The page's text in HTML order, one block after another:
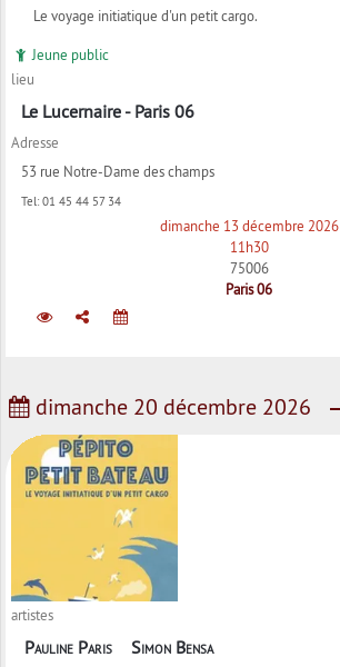
Le voyage initiatique d'un petit cargo.
Jeune public
lieu
Le Lucernaire - Paris 06
Adresse
53 rue Notre-Dame des champs
Tel: 01 45 44 57 34
dimanche 13 décembre 2026
11h30
75006
Paris 06
dimanche 20 décembre 2026
artistes
Pauline Paris Simon Bensa